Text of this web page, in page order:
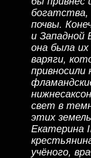
богатства,
почвы.
и Западной
она была
варяги,
привносили
свет в
этих
Екатерина
учёного,